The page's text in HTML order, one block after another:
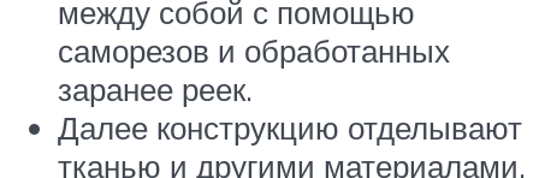
между собой с помощью
саморезов и обработанных
заранее реек.
Далее конструкцию отделывают
тканью и другими материалами.